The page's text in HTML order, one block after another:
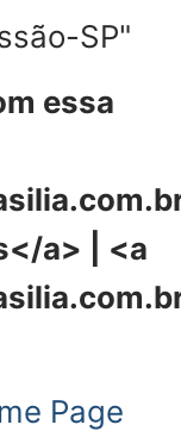
SP"
essa
a> | <a
Page